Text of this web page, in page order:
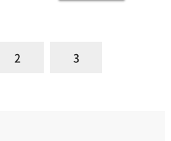
2 3